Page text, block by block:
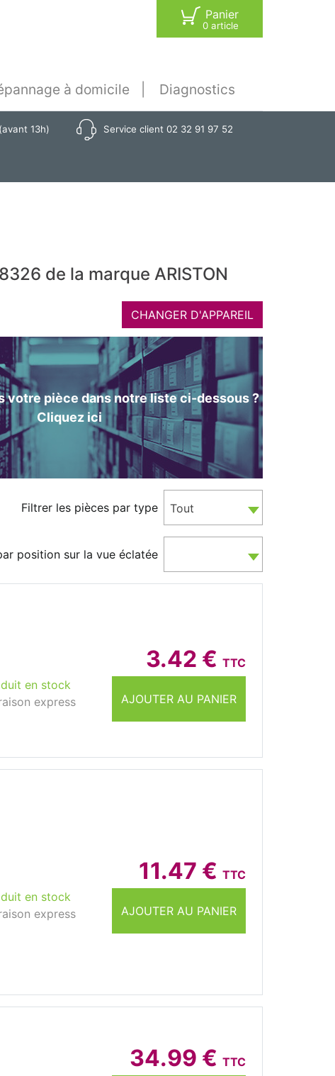
Panier
0 article
à domicile Diagnostics
13h) Service client 02 32 91 97 52
de la marque ARISTON
CHANGER D'APPAREIL
votre pièce dans notre liste ci-dessous ?
Cliquez ici
Filtrer les pièces par type Tout
position sur la vue éclatée
3.42 € TTC
AJOUTER AU PANIER
en stock
express
11.47 € TTC
AJOUTER AU PANIER
en stock
express
34.99 € TTC